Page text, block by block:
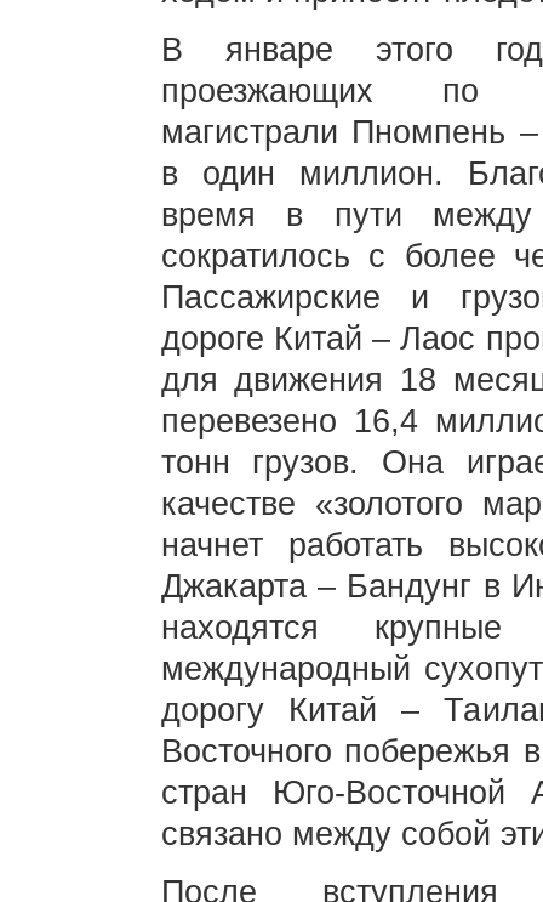
В январе этого
проезжающих по
магистрали Пномпень
в один миллион.
время в пути
сократилось с более
Пассажирские и
дороге Китай – Лаос
для движения 18
перевезено 16,4
тонн грузов. Она
качестве «золотого
начнет работать
Джакарта – Бандунг в
находятся
международный
дорогу Китай –
Восточного побережья
стран Юго-Восточной
связано между собой
После